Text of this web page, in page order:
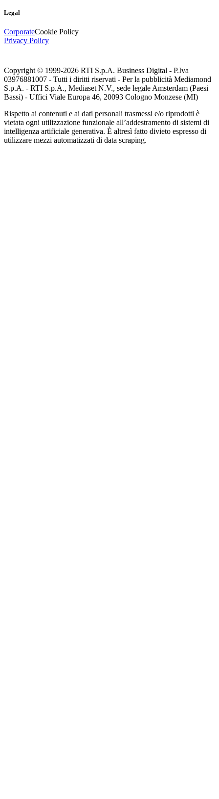
Legal
CorporateCookie Policy
Privacy Policy
Copyright © 1999-2026 RTI S.p.A. Business Digital - P.Iva
03976881007 - Tutti i diritti riservati - Per la pubblicità Mediamond
S.p.A. - RTI S.p.A., Mediaset N.V., sede legale Amsterdam (Paesi
Bassi) - Uffici Viale Europa 46, 20093 Cologno Monzese (MI)
Rispetto ai contenuti e ai dati personali trasmessi e/o riprodotti è
vietata ogni utilizzazione funzionale all’addestramento di sistemi di
intelligenza artificiale generativa. È altresì fatto divieto espresso di
utilizzare mezzi automatizzati di data scraping.